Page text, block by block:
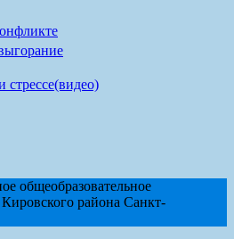
общеобразовательное
района Санкт-